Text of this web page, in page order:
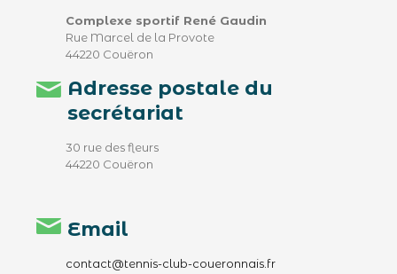
Complexe sportif René Gaudin
Rue Marcel de la Provote
44220 Couëron
Adresse postale du
secrétariat
30 rue des fleurs
44220 Couëron
Email
contact@tennis-club-coueronnais.fr